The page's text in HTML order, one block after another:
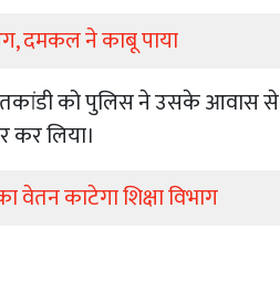
दमकल ने काबू पाया
को पुलिस ने उसके आवास से
कर लिया।
वेतन काटेगा शिक्षा विभाग